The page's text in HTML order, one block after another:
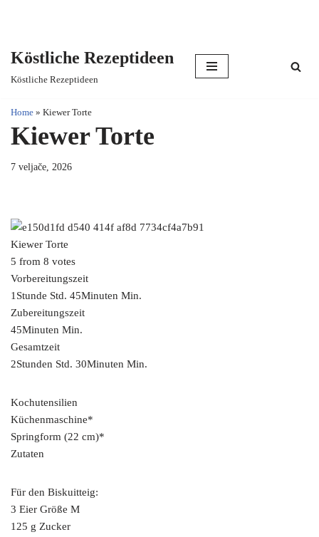
content
Köstliche Rezeptideen
Köstliche Rezeptideen
Home » Kiewer Torte
Kiewer Torte
7 veljače, 2026
Kiewer Torte
5 from 8 votes
Vorbereitungszeit
1Stunde Std. 45Minuten Min.
Zubereitungszeit
45Minuten Min.
Gesamtzeit
2Stunden Std. 30Minuten Min.
Kochutensilien
Küchenmaschine*
Springform (22 cm)*
Zutaten
Für den Biskuitteig:
3 Eier Größe M
125 g Zucker